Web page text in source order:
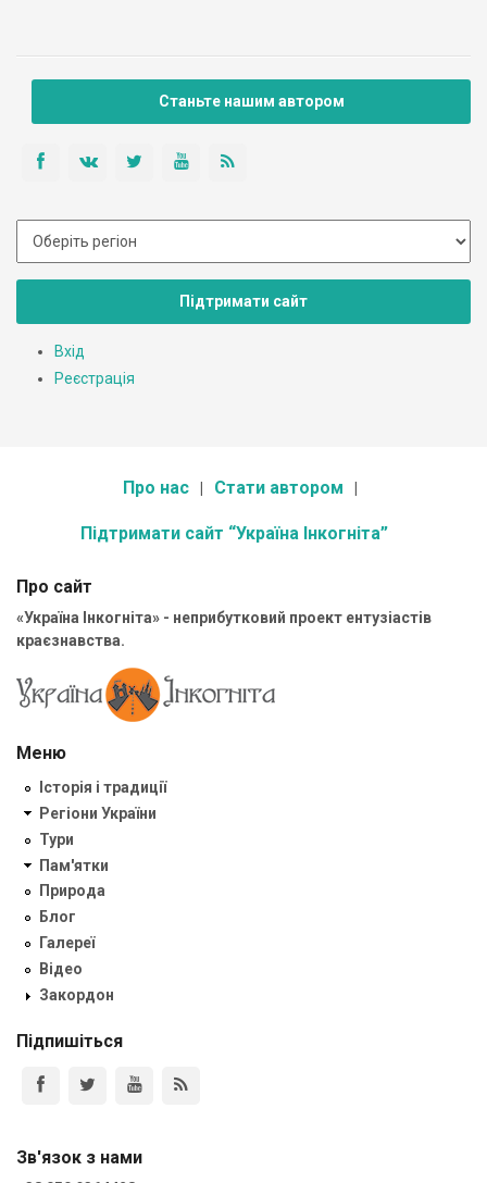
Станьте нашим автором
Підтримати сайт
Вхід
Реєстрація
Про нас Стати автором
Підтримати сайт “Україна Інкогніта”
Про сайт
«Україна Інкогніта» - неприбутковий проект ентузіастів
краєзнавства.
Меню
Історія і традиції
Регіони України
Тури
Пам'ятки
Природа
Блог
Галереї
Відео
Закордон
Підпишіться
Зв'язок з нами